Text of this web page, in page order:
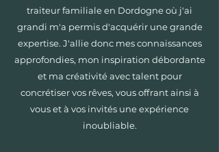
traiteur familiale en Dordogne où j'ai
grandi m'a permis d'acquérir une grande
expertise. J'allie donc mes connaissances
approfondies, mon inspiration débordante
et ma créativité avec talent pour
concrétiser vos rêves, vous offrant ainsi à
vous et à vos invités une expérience
inoubliable.